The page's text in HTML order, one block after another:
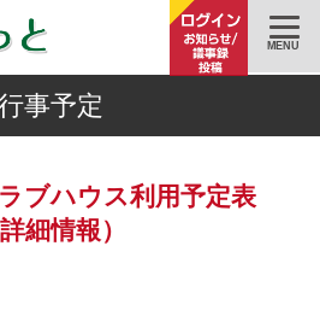
MENU
事予定
ブハウス利用予定表
詳細情報）